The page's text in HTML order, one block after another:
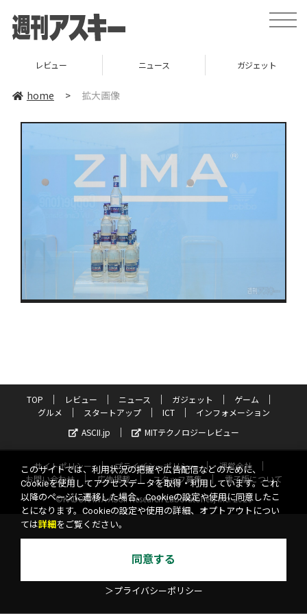
toggle
レビュー ニュース ガジェット
home > 拡大画像
TOP レビュー ニュース ガジェット
ゲーム
グルメ
スタートアップ ICT
インフォメーション
ASCII.jp
MITテクノロジーレビュー
サイトポリシー プライバシーポリシー
運営会社
お問い合わせ
広告掲載 スタッフ募集
電子版について
©KADOKAWA ASCII Research Laboratories, Inc. 2026
このサイトでは、利用状況の把握や広告配信などのために、
Cookieを使用してアクセスデータを取得・利用しています。これ
以降のページに遷移した場合、Cookieの設定や使用に同意したこ
とになります。Cookieの設定や使用の詳細、オプトアウトについ
ては詳細 をご覧ください。
同意する
＞プライバシーポリシー